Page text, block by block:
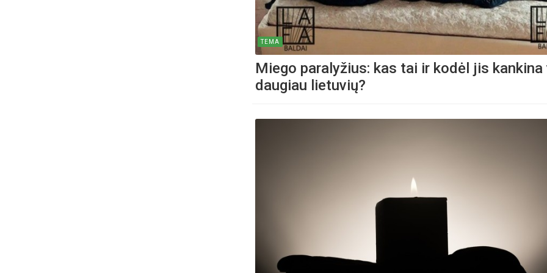
TEMA
Miego paralyžius: kas tai ir kodėl jis kankina
daugiau lietuvių?